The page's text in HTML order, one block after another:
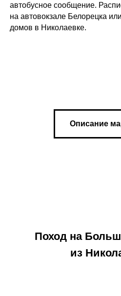
автобусное сообщение.
на автовокзале Белорецка
домов в Николаевке.
Описание
Поход на
из